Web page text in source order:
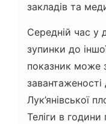
закладів та
Середній час у
зупинки до
показник може
завантаженості
Лук’янівської
Теліги в години